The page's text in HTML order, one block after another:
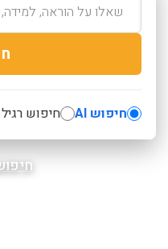
חיפוש AI חיפוש רגיל